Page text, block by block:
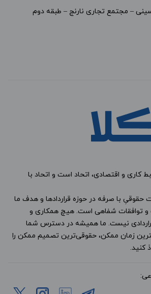
– مجتمع تجاری نارنج – طبقه دوم
کاری و اقتصادی، اتحاد است و اتحاد با
حقوقیِ با صرفه در حوزه قراردادها و هدف ما
و توافقات شفاهی است. هیچ همکاری و
نیست. ما همیشه در دسترس شما
زمان ممکن، حقوقی‌ترین تصمیم ممکن را
کنید.